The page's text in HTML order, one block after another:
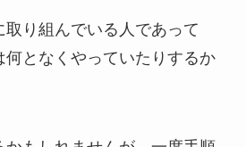
り組んでいる人であって
何となくやっていたりするか